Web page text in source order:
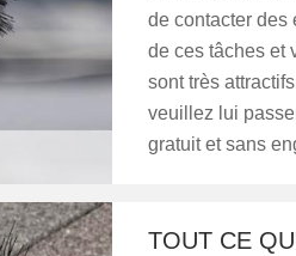
de contacter des
de ces tâches et
sont très
veuillez lui
gratuit et sans
TOUT CE